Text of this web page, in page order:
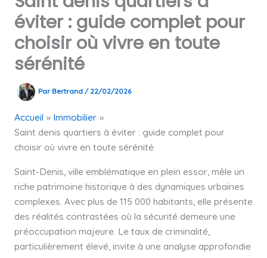
éviter : guide complet pour
choisir où vivre en toute
sérénité
Par Bertrand / 22/02/2026
Accueil
Immobilier
Saint denis quartiers à éviter : guide complet pour
choisir où vivre en toute sérénité
Saint-Denis, ville emblématique en plein essor, mêle un
riche patrimoine historique à des dynamiques urbaines
complexes. Avec plus de 115 000 habitants, elle présente
des réalités contrastées où la sécurité demeure une
préoccupation majeure. Le taux de criminalité,
particulièrement élevé, invite à une analyse approfondie